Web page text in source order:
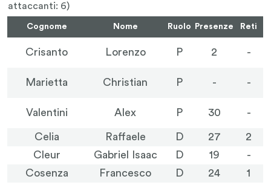
attaccanti: 6)
Cognome Nome Ruolo Presenze Reti
Crisanto Lorenzo P 2 -
Marietta Christian P - -
Valentini Alex P 30 -
Celia Raffaele D 27
2
Cleur
Gabriel Isaac D 19
-
Cosenza
Francesco D 24
1